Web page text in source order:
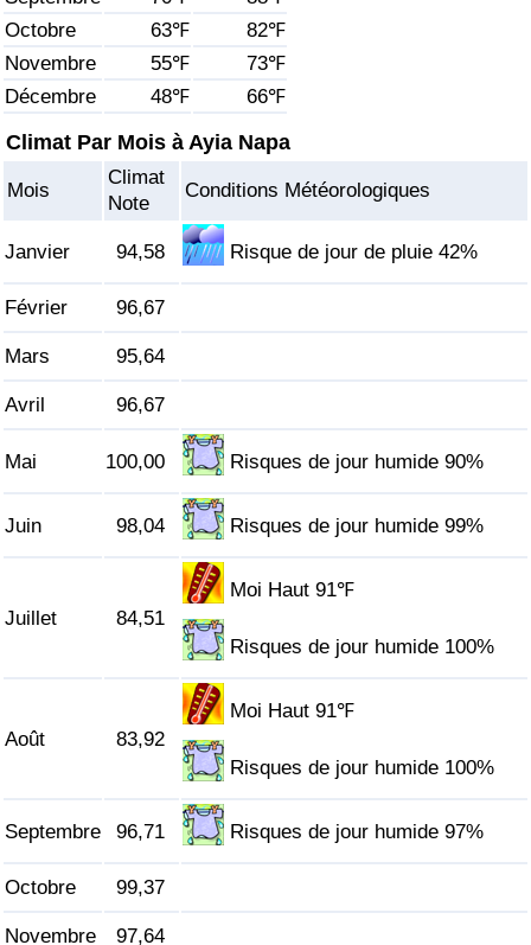
Octobre
63℉
82℉
Novembre
55℉
73℉
Décembre
48℉ 66℉
Climat Par Mois à Ayia Napa
Mois
Climat
Note
Conditions Météorologiques
Janvier 94,58 Risque de jour de pluie 42%
Février 96,67
Mars 95,64
Avril 96,67
Mai 100,00 Risques de jour humide 90%
Juin 98,04 Risques de jour humide 99%
Juillet 84,51
Moi Haut 91℉
Risques de jour humide 100%
Août 83,92
Moi Haut 91℉
Risques de jour humide 100%
Septembre 96,71 Risques de jour humide 97%
Octobre 99,37
Novembre 97,64
Soins de santé
Indice des soins de santé (Actuel)
Indice des soins de santé par Pays
Indice de Pollution (Actuel)
Indice de pollution
Indice de Pollution par Pays
Trafic
Indice de Trafic (Actuel)
Indice de Trafic par Pays